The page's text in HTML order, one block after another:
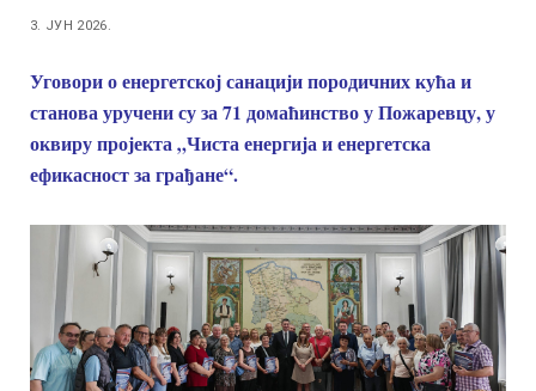
3. ЈУН 2026.
Уговори о енергетској санацији породичних кућа и
станова уручени су за 71 домаћинство у Пожаревцу, у
оквиру пројекта „Чиста енергија и енергетска
ефикасност за грађане“.